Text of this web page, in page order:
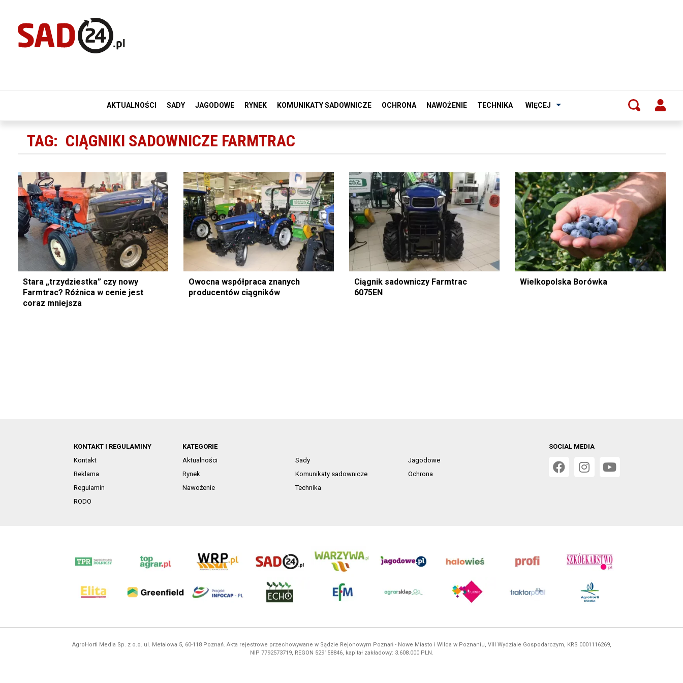
AKTUALNOŚCI SADY JAGODOWE RYNEK KOMUNIKATY SADOWNICZE OCHRONA NAWOŻENIE TECHNIKA WIĘCEJ
TAG: CIĄGNIKI SADOWNICZE FARMTRAC
Stara „trzydziestka” czy nowy
Farmtrac? Różnica w cenie jest
coraz mniejsza
Owocna współpraca znanych
producentów ciągników
Ciągnik sadowniczy Farmtrac
6075EN
Wielkopolska Borówka
KONTAKT I REGULAMINY
Kontakt
Reklama
Regulamin
RODO
KATEGORIE
Aktualności
Sady
Jagodowe
Rynek
Komunikaty sadownicze
Ochrona
Nawożenie
Technika
SOCIAL MEDIA
AgroHorti Media Sp. z o.o. ul. Metalowa 5, 60-118 Poznań. Akta rejestrowe przechowywane w Sądzie Rejonowym Poznań - Nowe Miasto i Wilda w Poznaniu, VIII Wydziale Gospodarczym, KRS 0001116269,
NIP 7792573719, REGON 529158846, kapitał zakładowy: 3.608.000 PLN.